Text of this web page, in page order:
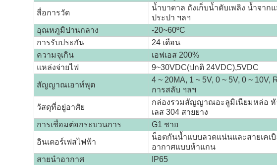
สื่อการวัด
น้ำบาดาล ถังเก็บน้ำดับเพลิง น้ำจาก
ประปา ฯลฯ
อุณหภูมิปานกลาง
-20~60ºC
การรับประกัน
24 เดือน
ความจุเกิน
เอฟเอส 200%
แหล่งจ่ายไฟ
9~30VDC(ปกติ 24VDC),5VDC
สัญญาณเอาท์พุต
4 ~ 20MA, 1 ~ 5V, 0 ~ 5V, 0 ~ 10V,
การสลับ ฯลฯ
วัสดุที่อยู่อาศัย
กล่องรวมสัญญาณอะลูมิเนียมหล่อ
เลส 304 สายยาง
การเชื่อมต่อกระบวนการ
G1 ชาย
อินเตอร์เฟสไฟฟ้า
น็อตกันน้ำแบบลวดแน่นและสายเคเ
อากาศแบบห้าแกน
สายนำอากาศ
IP65